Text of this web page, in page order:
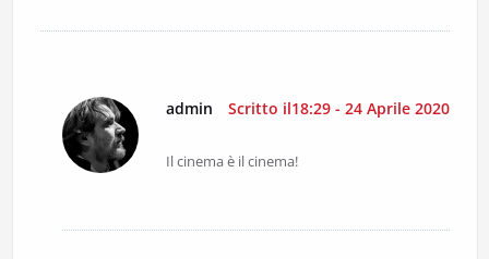
admin Scritto il18:29 - 24 Aprile 2020
Il cinema è il cinema!